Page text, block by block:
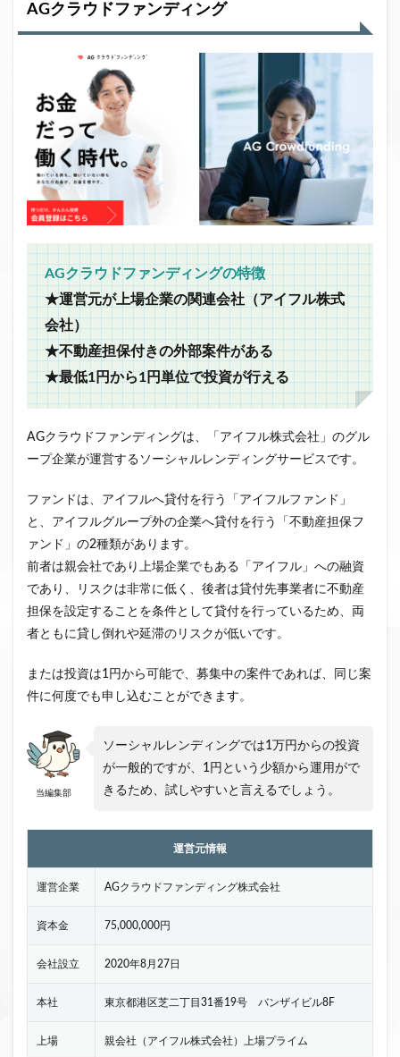
AGクラウドファンディング
AGクラウドファンディングの特徴
★運営元が上場企業の関連会社（アイフル株式
会社）
★不動産担保付きの外部案件がある
★最低1円から1円単位で投資が行える
AGクラウドファンディングは、「アイフル株式会社」のグル
ープ企業が運営するソーシャルレンディングサービスです。
ファンドは、アイフルへ貸付を行う「アイフルファンド」
と、アイフルグループ外の企業へ貸付を行う「不動産担保フ
ァンド」の2種類があります。
前者は親会社であり上場企業でもある「アイフル」への融資
であり、リスクは非常に低く、後者は貸付先事業者に不動産
担保を設定することを条件として貸付を行っているため、両
者ともに貸し倒れや延滞のリスクが低いです。
または投資は1円から可能で、募集中の案件であれば、同じ案
件に何度でも申し込むことができます。
当編集部
ソーシャルレンディングでは1万円からの投資
が一般的ですが、1円という少額から運用がで
きるため、試しやすいと言えるでしょう。
運営元情報
運営企業 AGクラウドファンディング株式会社
資本金 75,000,000円
会社設立 2020年8月27日
本社 東京都港区芝二丁目31番19号 バンザイビル8F
上場 親会社（アイフル株式会社）上場プライム